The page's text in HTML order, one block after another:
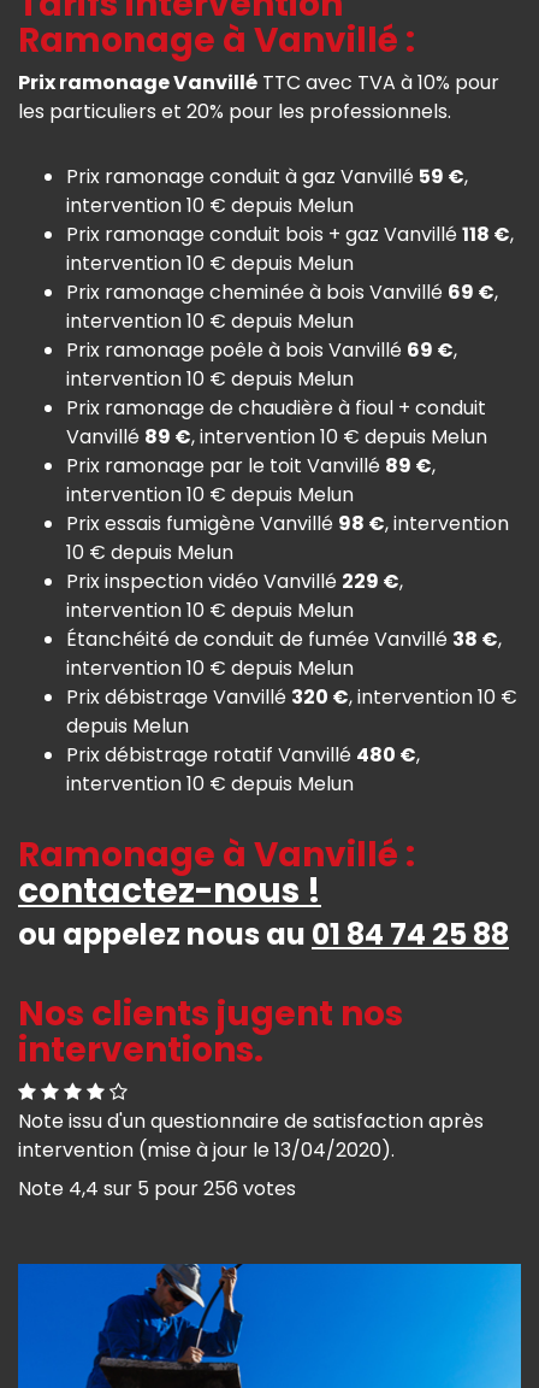
Ramonage à Vanvillé :
Prix ramonage Vanvillé TTC avec TVA à 10% pour
les particuliers et 20% pour les professionnels.
Prix ramonage conduit à gaz Vanvillé 59 €,
intervention 10 € depuis Melun
Prix ramonage conduit bois + gaz Vanvillé118 €,
intervention 10 € depuis Melun
Prix ramonage cheminée à bois Vanvillé 69 €,
intervention 10 € depuis Melun
Prix ramonage poêle à bois Vanvillé 69 €,
intervention 10 € depuis Melun
Prix ramonage de chaudière à fioul + conduit
Vanvillé 89 €, intervention 10 € depuis Melun
Prix ramonage par le toit Vanvillé 89 €,
intervention 10 € depuis Melun
Prix essais fumigène Vanvillé 98 €, intervention
10 € depuis Melun
Prix inspection vidéo Vanvillé 229 €,
intervention 10 € depuis Melun
Étanchéité de conduit de fumée Vanvillé 38 €,
intervention 10 € depuis Melun
Prix débistrage Vanvillé 320 €, intervention 10 €
depuis Melun
Prix débistrage rotatif Vanvillé 480 €,
intervention 10 € depuis Melun
Ramonage à Vanvillé :
contactez-nous !
ou appelez nous au 01 84 74 25 88
Nos clients jugent nos
interventions.
Note issu d'un questionnaire de satisfaction après
intervention (mise à jour le 13/04/2020).
Note 4,4 sur 5 pour256 votes